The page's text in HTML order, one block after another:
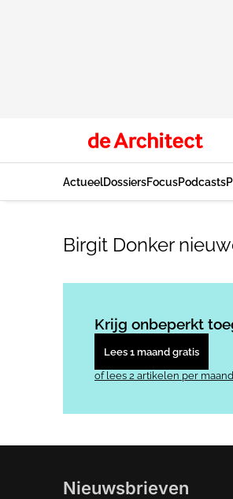
ActueelDossiersFocusPodcasts
Birgit Donker
Krijg onbeperkt
Lees 1 maand gratis
of lees 2 artikelen per maand
Nieuwsbrieven